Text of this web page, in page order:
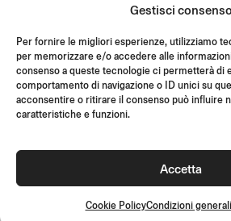
Gestisci consenso
Per fornire le migliori esperienze, utilizziamo
per memorizzare e/o accedere alle
consenso a queste tecnologie ci permetterà di
comportamento di navigazione o ID unici su
acconsentire o ritirare il consenso può influire
caratteristiche e funzioni.
Accetta
Cookie PolicyCondizioni
DEALERS
SUPPORT & FAQ
RESI
ISTRUZIONI DI MONTAGGIO
LIMITED OFFERS
Unisciti alla community Rizoma e accedi a
offerte speciali!